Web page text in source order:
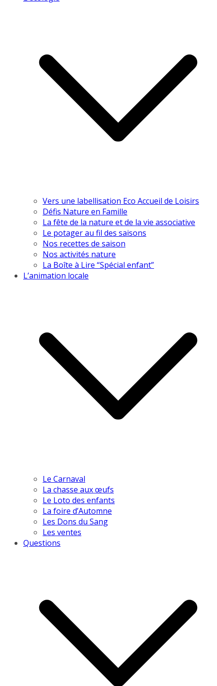
Vers une labellisation Eco Accueil de Loisirs
Défis Nature en Famille
La fête de la nature et de la vie associative
Le potager au fil des saisons
Nos recettes de saison
Nos activités nature
La Boîte à Lire “Spécial enfant”
L’animation locale
Le Carnaval
La chasse aux œufs
Le Loto des enfants
La foire d’Automne
Les Dons du Sang
Les ventes
Questions